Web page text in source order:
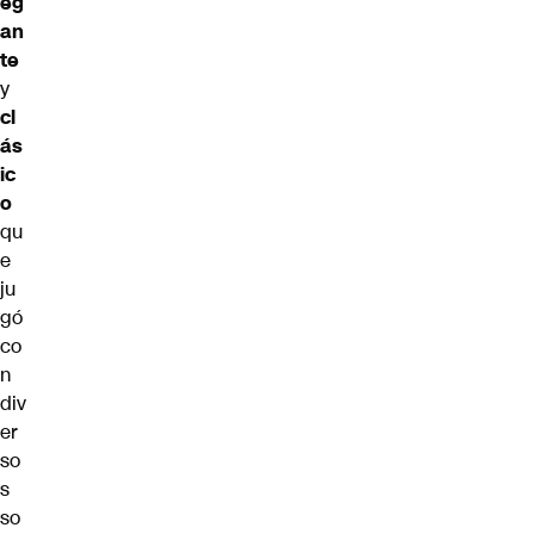
an
te
y
cl
ás
ic
o
qu
e
ju
gó
co
n
div
er
so
s
so